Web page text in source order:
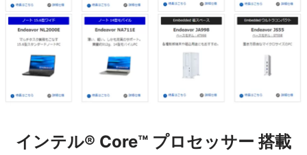
インテル® Core™ プロセッサー 搭載